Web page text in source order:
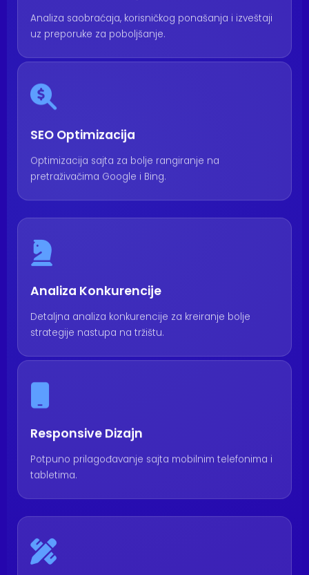
Analiza saobraćaja, korisničkog ponašanja i izveštaji
uz preporuke za poboljšanje.
SEO Optimizacija
Optimizacija sajta za bolje rangiranje na
pretraživačima Google i Bing.
Analiza Konkurencije
Detaljna analiza konkurencije za kreiranje bolje
strategije nastupa na tržištu.
Responsive Dizajn
Potpuno prilagođavanje sajta mobilnim telefonima i
tabletima.